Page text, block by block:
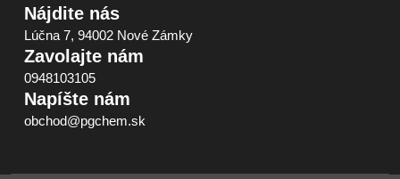
Nájdite nás
Lúčna 7, 94002 Nové Zámky
Zavolajte nám
0948103105
Napíšte nám
obchod@pgchem.sk